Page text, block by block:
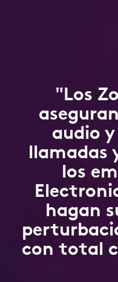
"Los
audio
llamadas
los
hagan
con total